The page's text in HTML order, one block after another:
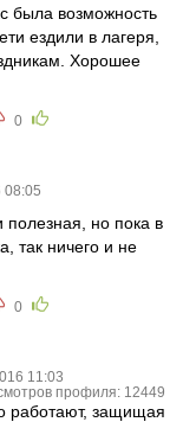
была возможность
ездили в лагеря,
Хорошее
0
08:05
но пока в
так ничего и не
0
11:03
профиля: 12449
работают, защищая